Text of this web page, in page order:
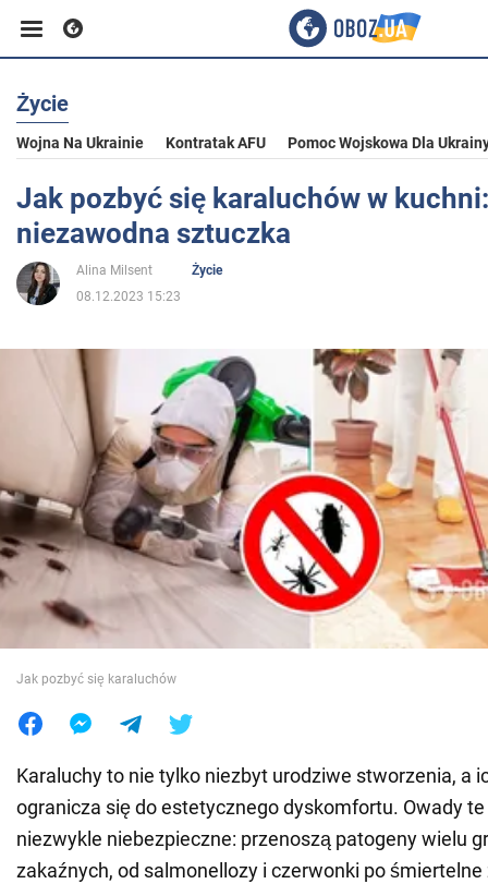
Biznes
Sport
Rozrywka
Polityka
Społeczeństwo
Wojna na Ukrainie
Świat
Jedzenie
Życie
Wojna Na Ukrainie Kontratak AFU Pomoc Wojskowa Dla
Jak pozbyć się karaluchów w
niezawodna sztuczka
Alina Milsent
Życie
08.12.2023 15:23
Jak pozbyć się karaluchów
Karaluchy to nie tylko niezbyt urodziwe stworzenia, a
ogranicza się do estetycznego dyskomfortu. Owady
niezwykle niebezpieczne: przenoszą patogeny wielu
zakaźnych, od salmonellozy i czerwonki po